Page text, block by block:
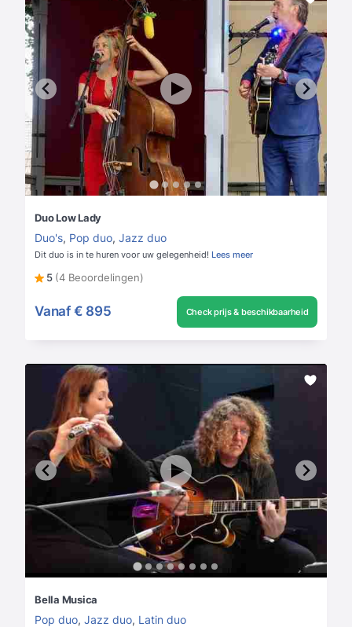
Duo Low Lady
Duo's, Pop duo, Jazz duo
Dit duo is in te huren voor uw gelegenheid! Lees meer
5 (4 Beoordelingen)
Vanaf € 895 Check prijs & beschikbaarheid
Bella Musica
Pop duo, Jazz duo, Latin duo